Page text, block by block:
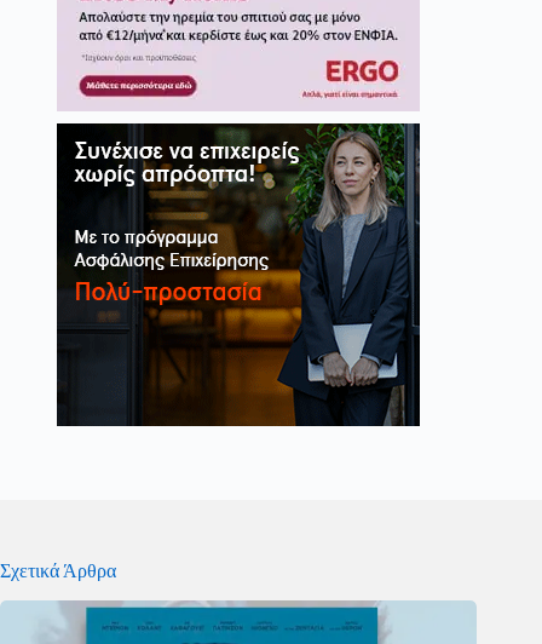
Σχετικά Άρθρα